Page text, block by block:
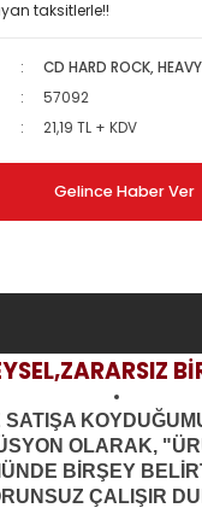
taksitlerle!!
CD HARD ROCK,
57092
21,19 TL + KDV
Gelince Haber Ver
SATIŞA
OLARAK,
BİRŞEY
ÇALIŞIR